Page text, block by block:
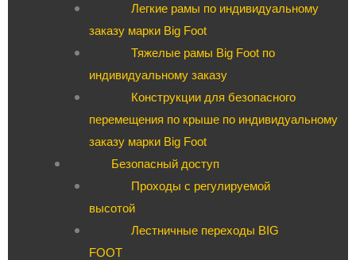
Легкие рамы по индивидуальному
заказу марки Big Foot
Тяжелые рамы Big Foot по
индивидуальному заказу
Конструкции для безопасного
перемещения по крыше по индивидуальному
заказу марки Big Foot
Безопасный доступ
Проходы с регулируемой
высотой
Лестничные переходы BIG
FOOT